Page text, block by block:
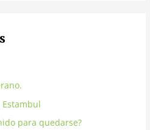
Estambul
para quedarse?